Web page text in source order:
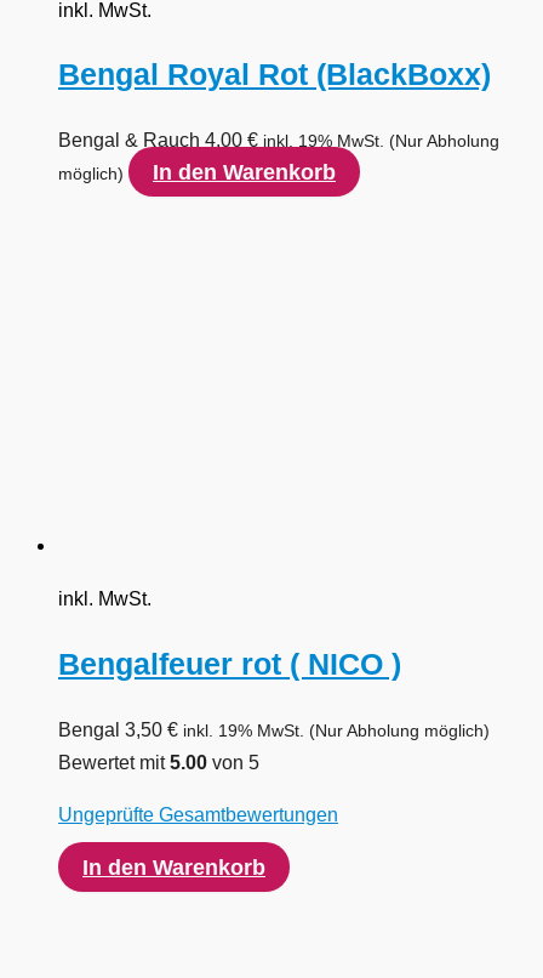
inkl. MwSt.
Bengal Royal Rot (BlackBoxx)
Bengal & Rauch 4,00 € inkl. 19% MwSt. (Nur Abholung
möglich)
In den Warenkorb
inkl. MwSt.
Bengalfeuer rot ( NICO )
Bengal 3,50 € inkl. 19% MwSt. (Nur Abholung möglich)
Bewertet mit5.00 von 5
Ungeprüfte Gesamtbewertungen
In den Warenkorb